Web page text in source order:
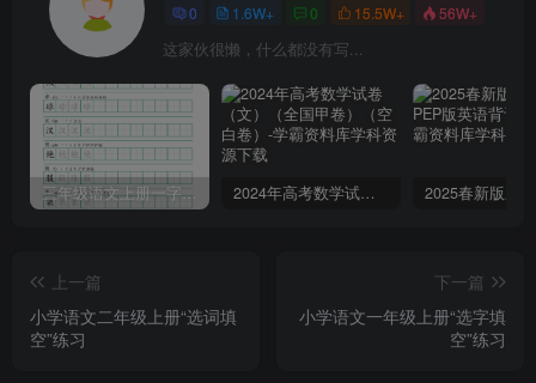
0 1.6W+ 0 15.5W+ 56W+
这家伙很懒，什么都没有写...
三年级语文上册一字三描红写字表字帖 2024年高考数学试卷（文）（全国甲卷）（空白卷）
上一篇
小学语文二年级上册“选词填
空”练习
下一篇
小学语文一年级上册“选字填
空”练习